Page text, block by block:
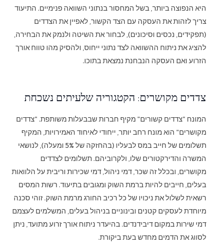
היא הנפוצה ביותר, בשל המחסור בנתוני השוואה פנימיים. התיעוד
צריך לזהות את העסקה עם הצד הקשור, לאפיין את הצדדים
(תפקידים, נכסים וסיכונים), לבחור את השיטה ולנמק את הבחירה,
להציג את ניתוח ההשוואה לצד נתוני ייחוס, ולהסיק מהו טווח אורך
הזרוע ואם העסקה הנבחנת נמצאת בתוכו.
צדדים מקושרים: הקטגוריה שלעיתים נשכחת
המונח "צדדים קשורים" מקיף חברות שבבעלות משותפת. "צדדים
מקושרים" הוא מונח רחב יותר, ייחודי לאיחוד האמירויות, המקיף
תשלומים של חייב במס לבעליו (בהחזקה של 5% ומעלה), לנושאי
המשרה והדירקטורים שלו, ולקרוביהם. תשלומים לצדדים
מקושרים, ובכלל זה שכר, דמי ניהול, דמי שכירות וריבית על הלוואות
בעלים, חייבים להיות ברמת השוק ומגובים בתיעוד. רשות המסים
רשאית לשלול את ניכויו של כל רכיב החורג מרמת השוק. זוהי סכנה
מיוחדת לעסקים קטנים ובינוניים בניהול בעלים, המשלמים לעצמם
דמי שירות במקום דיבידנדים. בהיעדר ניתוח אורך זרוע מתועד, ניתן
לסווג את הדמים מחדש בעת ביקורת.